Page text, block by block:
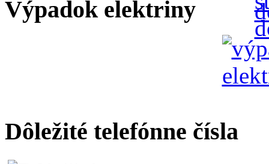
Výpadok elektriny
Dôležité telefónne čísla